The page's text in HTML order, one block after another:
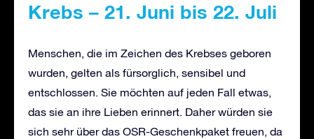
Krebs – 21. Juni bis 22. Juli
Menschen, die im Zeichen des Krebses geboren
wurden, gelten als fürsorglich, sensibel und
entschlossen. Sie möchten auf jeden Fall etwas,
das sie an ihre Lieben erinnert. Daher würden sie
sich sehr über das OSR-Geschenkpaket freuen, da